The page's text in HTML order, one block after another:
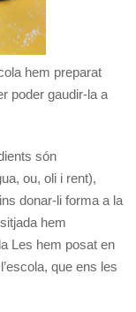
hem preparat
poder gaudir-la a
són
ou, oli i rent),
donar-li forma a la
hem
Les hem posat en
que ens les